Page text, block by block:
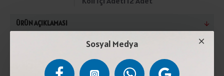
Sosyal Medya
ÜRÜN AÇIKLAMASI
Pastörize inek sütü, peynir mayası, peynir kültürü,
stabilizatör (Kalsiyum klorür).2°C ile 4°C arasında
saklayınız. Laktoz İçerir.